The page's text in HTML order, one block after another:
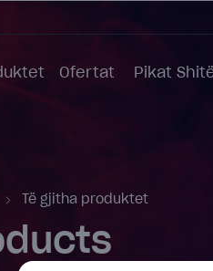
Ofertat Pikat
Të gjitha produktet